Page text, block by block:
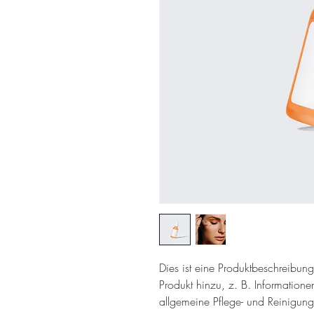
Dies ist eine
Produkt hinzu, z. B.
allgemeine Pflege- und